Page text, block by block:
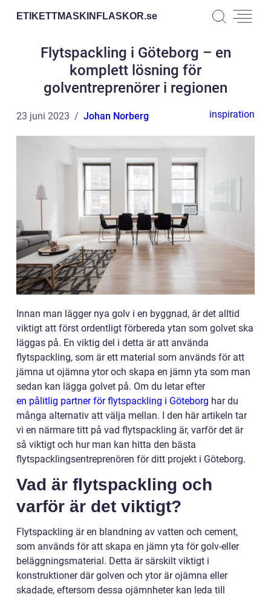
ETIKETTMASKINFLASKOR.se
Flytspackling i Göteborg – en
komplett lösning för
golventreprenörer i regionen
23 juni 2023 Johan Norberg inspiration
Innan man lägger nya golv i en byggnad, är det alltid
viktigt att först ordentligt förbereda ytan som golvet ska
läggas på. En viktig del i detta är att använda
flytspackling, som är ett material som används för att
jämna ut ojämna ytor och skapa en jämn yta som man
sedan kan lägga golvet på. Om du letar efter
en pålitlig partner för flytspackling i Göteborg har du
många alternativ att välja mellan. I den här artikeln tar
vi en närmare titt på vad flytspackling är, varför det är
så viktigt och hur man kan hitta den bästa
flytspacklingsentreprenören för ditt projekt i Göteborg.
Vad är flytspackling och
varför är det viktigt?
Flytspackling är en blandning av vatten och cement,
som används för att skapa en jämn yta för golv-eller
beläggningsmaterial. Detta är särskilt viktigt i
konstruktioner där golven och ytor är ojämna eller
skadade, eftersom dessa ojämnheter kan leda till